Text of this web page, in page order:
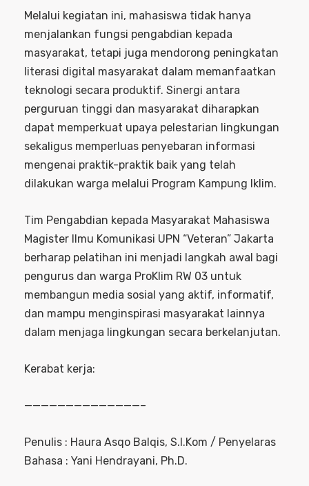
Melalui kegiatan ini, mahasiswa tidak hanya
menjalankan fungsi pengabdian kepada
masyarakat, tetapi juga mendorong peningkatan
literasi digital masyarakat dalam memanfaatkan
teknologi secara produktif. Sinergi antara
perguruan tinggi dan masyarakat diharapkan
dapat memperkuat upaya pelestarian lingkungan
sekaligus memperluas penyebaran informasi
mengenai praktik-praktik baik yang telah
dilakukan warga melalui Program Kampung Iklim.
Tim Pengabdian kepada Masyarakat Mahasiswa
Magister Ilmu Komunikasi UPN “Veteran” Jakarta
berharap pelatihan ini menjadi langkah awal bagi
pengurus dan warga ProKlim RW 03 untuk
membangun media sosial yang aktif, informatif,
dan mampu menginspirasi masyarakat lainnya
dalam menjaga lingkungan secara berkelanjutan.
Kerabat kerja:
——————————————–
Penulis : Haura Asqo Balqis, S.I.Kom / Penyelaras
Bahasa : Yani Hendrayani, Ph.D.